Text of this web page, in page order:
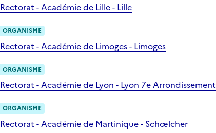
Rectorat - Académie de Lille - Lille
ORGANISME
Rectorat - Académie de Limoges - Limoges
ORGANISME
Rectorat - Académie de Lyon - Lyon 7e Arrondissement
ORGANISME
Rectorat - Académie de Martinique - Schœlcher